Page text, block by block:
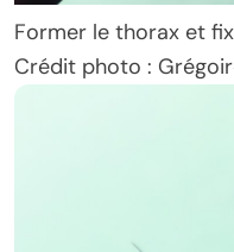
Former le thorax et
Crédit photo :